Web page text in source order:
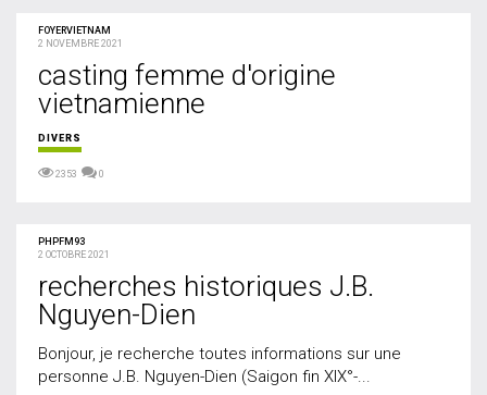
FOYERVIETNAM
2 NOVEMBRE 2021
casting femme d'origine
vietnamienne
DIVERS
2353 0
PHPFM93
2 OCTOBRE 2021
recherches historiques J.B.
Nguyen-Dien
Bonjour, je recherche toutes informations sur une
personne J.B. Nguyen-Dien (Saigon fin XIX°-...